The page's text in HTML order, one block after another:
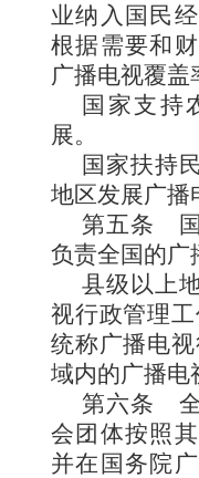
业纳入国民
根据需要和
广播电视覆盖
国家支持
展。
国家扶持
地区发展广播
第五条 国
负责全国的广
县级以上
视行政管理
统称广播电
域内的广播电
第六条 全
会团体按照
并在国务院